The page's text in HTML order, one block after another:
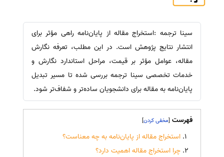
سینا ترجمه :استخراج مقاله از پایان‌نامه راهی مؤثر برای
انتشار نتایج پژوهش است. در این مطلب، تعرفه نگارش
مقاله، عوامل مؤثر بر قیمت، مراحل استاندارد نگارش و
خدمات تخصصی سینا ترجمه بررسی شده تا مسیر تبدیل
پایان‌نامه به مقاله برای دانشجویان ساده‌تر و شفاف‌تر شود.
فهرست [
]
استخراج مقاله از پایان‌نامه به چه معناست؟
چرا استخراج مقاله اهمیت دارد؟